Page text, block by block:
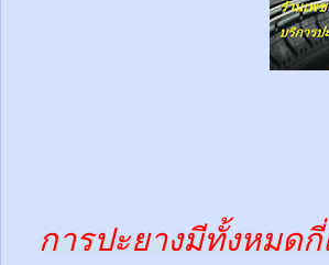
การปะยางมีทั้งหมด